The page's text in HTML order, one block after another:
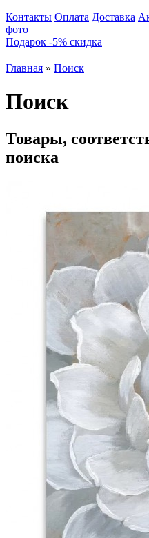
Контакты Оплата Доставка
фото
Подарок -5% скидка
Главная » Поиск
Поиск
Товары,
поиска